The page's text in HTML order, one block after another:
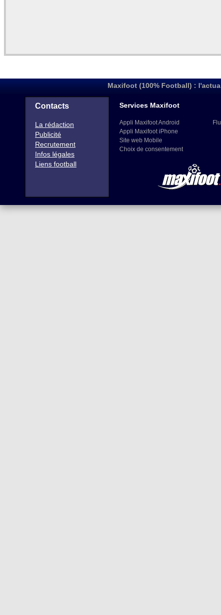
Maxifoot (100% Football) :
Contacts
La rédaction
Publicité
Recrutement
Infos légales
Liens football
Services Maxifoot
Appli Maxifoot Android
Appli Maxifoot iPhone
Site web Mobile
Choix de consentement